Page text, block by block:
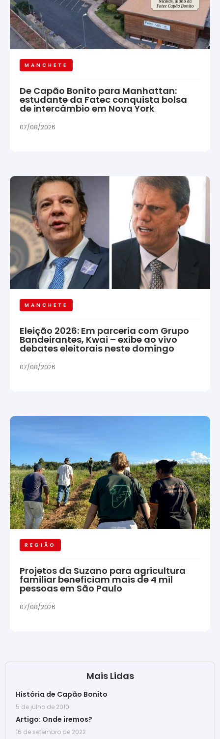
MANCHETE
De Capão Bonito para Manhattan:
estudante da Fatec conquista bolsa
de intercâmbio em Nova York
07/08/2026
MANCHETE
Eleição 2026: Em parceria com Grupo
Bandeirantes, Kwai – exibe ao vivo
debates eleitorais neste domingo
07/08/2026
REGIÃO
Projetos da Suzano para agricultura
familiar beneficiam mais de 4 mil
pessoas em São Paulo
07/08/2026
Mais Lidas
História de Capão Bonito
5 de julho de 2010
Artigo: Onde iremos?
16 de setembro de 2022